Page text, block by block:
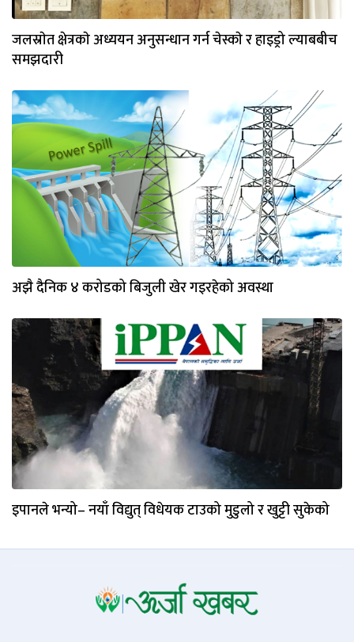
जलस्राेत क्षेत्रकाे अध्ययन अनुसन्धान गर्न चेस्काे र हाइड्रो ल्याबबीच
समझदारी
अझै दैनिक ४ करोडको बिजुली खेर गइरहेको अवस्था
इपानले भन्यो– नयाँ विद्युत् विधेयक टाउको मुडुलो र खुट्टी सुकेको